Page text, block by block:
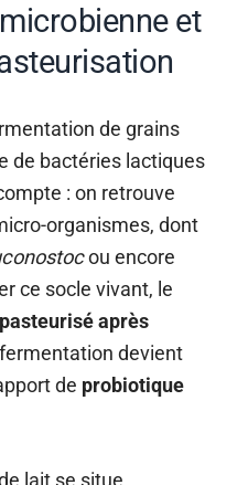
et
de grains
de bactéries lactiques
: on retrouve
organismes, dont
ou encore
ce socle vivant, le
pasteurisé après
devient
de probiotique
lait se situe